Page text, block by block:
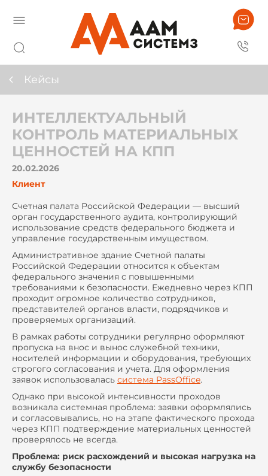
Кейсы
ИНТЕЛЛЕКТУАЛЬНЫЙ
КОНТРОЛЬ МАТЕРИАЛЬНЫХ
ЦЕННОСТЕЙ НА КПП
20.02.2026
Клиент
Счетная палата Российской Федерации — высший
орган государственного аудита, контролирующий
использование средств федерального бюджета и
управление государственным имуществом.
Административное здание Счетной палаты
Российской Федерации относится к объектам
федерального значения с повышенными
требованиями к безопасности. Ежедневно через КПП
проходит огромное количество сотрудников,
представителей органов власти, подрядчиков и
проверяемых организаций.
В рамках работы сотрудники регулярно оформляют
пропуска на внос и вынос служебной техники,
носителей информации и оборудования, требующих
строгого согласования и учета. Для оформления
заявок использовалась система PassOffice.
Однако при высокой интенсивности проходов
возникала системная проблема: заявки оформлялись
и согласовывались, но на этапе фактического прохода
через КПП подтверждение материальных ценностей
проверялось не всегда.
Проблема: риск расхождений и высокая нагрузка на
службу безопасности